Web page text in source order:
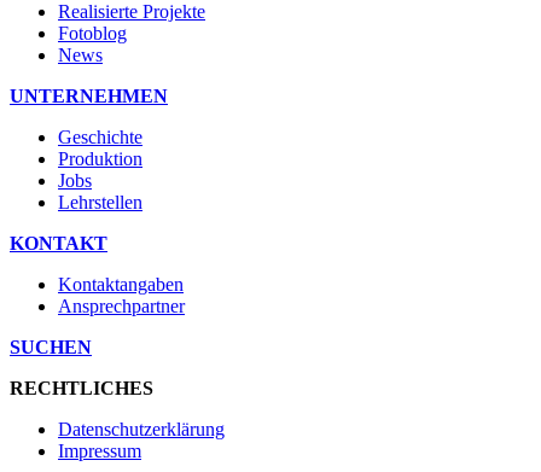
Realisierte Projekte
Fotoblog
News
UNTERNEHMEN
Geschichte
Produktion
Jobs
Lehrstellen
KONTAKT
Kontaktangaben
Ansprechpartner
SUCHEN
RECHTLICHES
Datenschutzerklärung
Impressum